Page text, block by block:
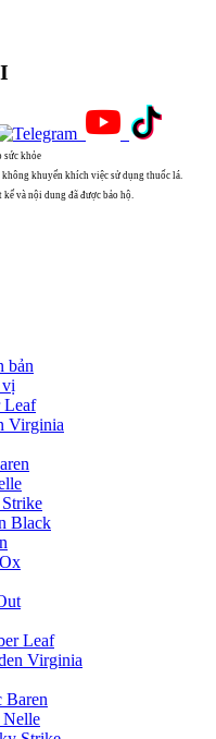
sức khỏe
khuyến khích việc sử dụng thuốc lá.
và nội dung đã được bảo hộ.
bản
Leaf
Virginia
Black
Leaf
Virginia
Baren
Nelle